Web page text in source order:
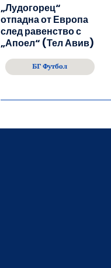
„Лудогорец“
отпадна от Европа
след равенство с
„Апоел“ (Тел Авив)
БГ Футбол